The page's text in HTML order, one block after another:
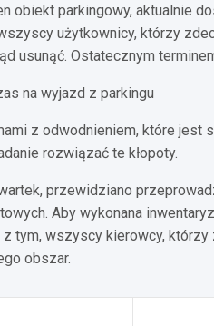
obiekt parkingowy, aktualnie
użytkownicy, którzy
usunąć. Ostatecznym
na wyjazd z parkingu
z odwodnieniem, które jest
rozwiązać te kłopoty.
przewidziano
Aby wykonana
tym, wszyscy kierowcy,
obszar.